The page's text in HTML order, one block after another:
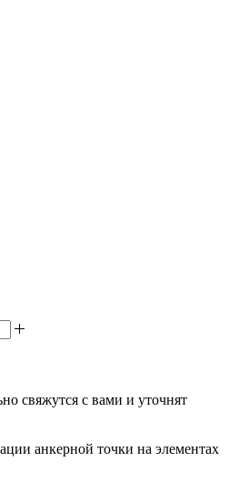
свяжутся с вами и уточнят
анкерной точки на элементах